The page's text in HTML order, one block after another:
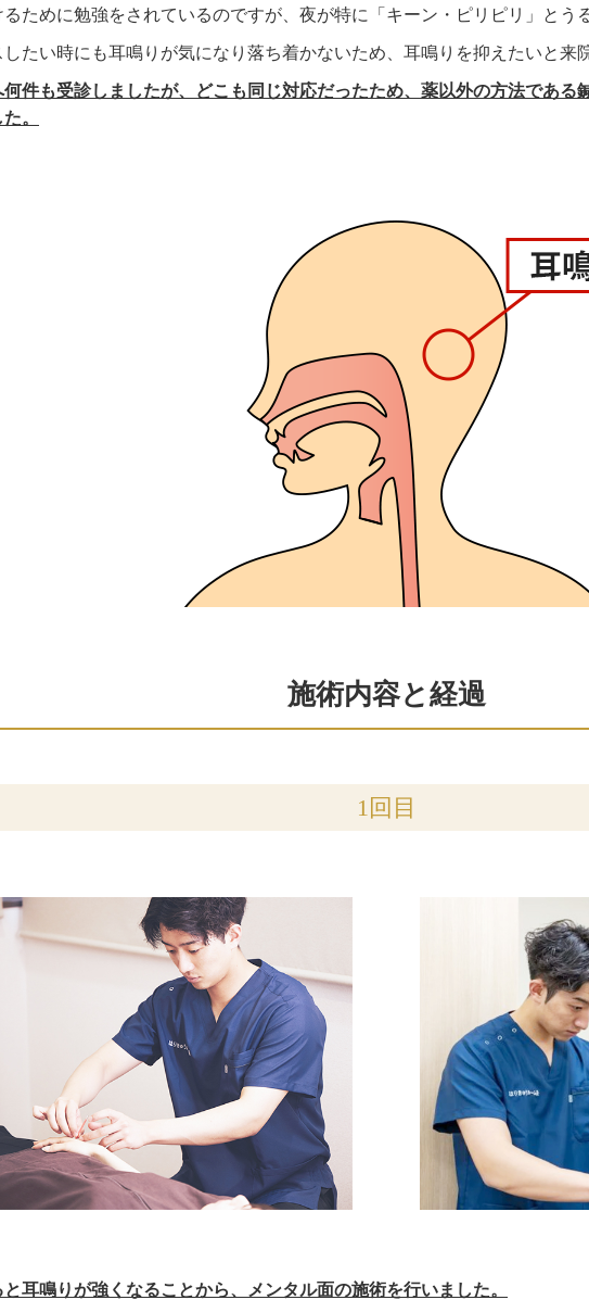
ために勉強をされているのですが、夜が特に「キーン・ピリピリ」とう
たい時にも耳鳴りが気になり落ち着かないため、耳鳴りを抑えたいと来
件も受診しましたが、どこも同じ対応だったため、薬以外の方法である
。
施術内容と経過
1回目
耳鳴りが強くなることから、メンタル面の施術を行いました。